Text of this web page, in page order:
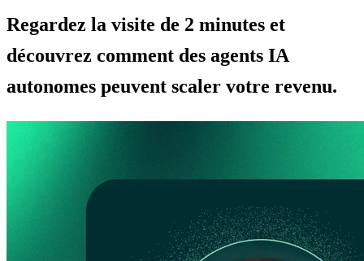
Regardez la visite de 2 minutes et
découvrez comment des agents IA
autonomes peuvent scaler votre revenu.